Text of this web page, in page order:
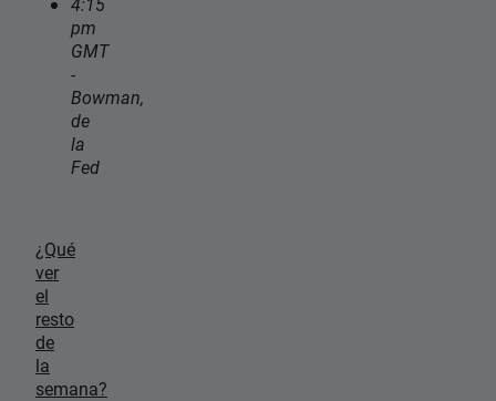
pm
GMT
-
Bowman,
de
la
Fed
¿Qué
ver
el
resto
de
la
semana?